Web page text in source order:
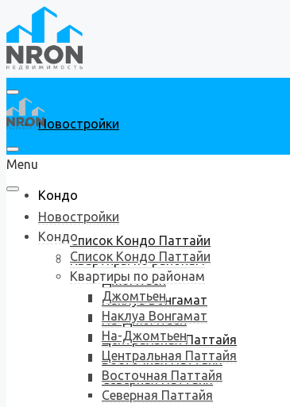
Новостройки
Кондо
Список Кондо Паттайи
Квартиры по районам
Джомтьен
Наклуа Вонгамат
На-Джомтьен
Центральная Паттайя
Восточная Паттайя
Северная Паттайя
Menu
Новостройки
Кондо
Список Кондо Паттайи
Квартиры по районам
Джомтьен
Наклуа Вонгамат
На-Джомтьен
Центральная Паттайя
Восточная Паттайя
Северная Паттайя